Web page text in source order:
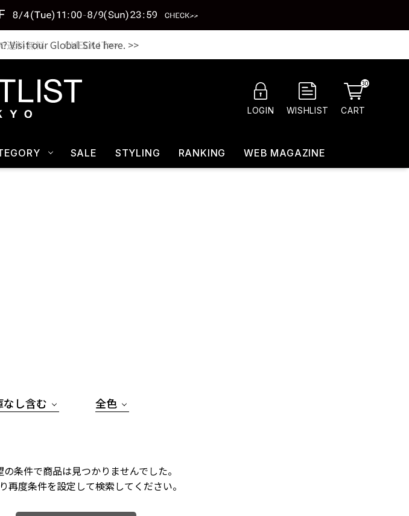
送料無料 CHECK IT>>
LOGIN WISHLIST CART
30
SALE STYLING RANKING WEB MAGAZINE
なし含む 全色
の条件で商品は見つかりませんでした。
再度条件を設定して検索してください。